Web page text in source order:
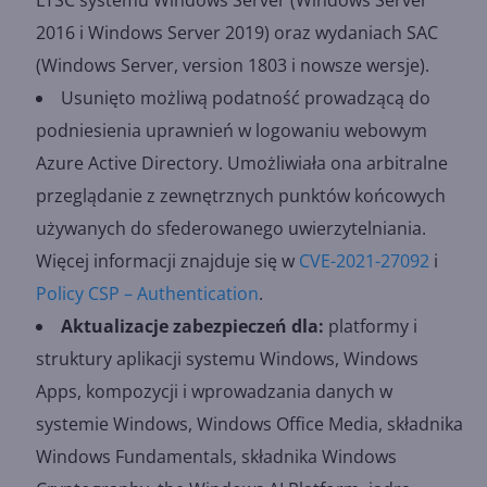
2016 i Windows Server 2019) oraz wydaniach SAC
(Windows Server, version 1803 i nowsze wersje).
Usunięto możliwą podatność prowadzącą do
podniesienia uprawnień w logowaniu webowym
Azure Active Directory. Umożliwiała ona arbitralne
przeglądanie z zewnętrznych punktów końcowych
używanych do sfederowanego uwierzytelniania.
Więcej informacji znajduje się w CVE-2021-27092 i
Policy CSP – Authentication.
Aktualizacje zabezpieczeń dla: platformy i
struktury aplikacji systemu Windows, Windows
Apps, kompozycji i wprowadzania danych w
systemie Windows, Windows Office Media, składnika
Windows Fundamentals, składnika Windows